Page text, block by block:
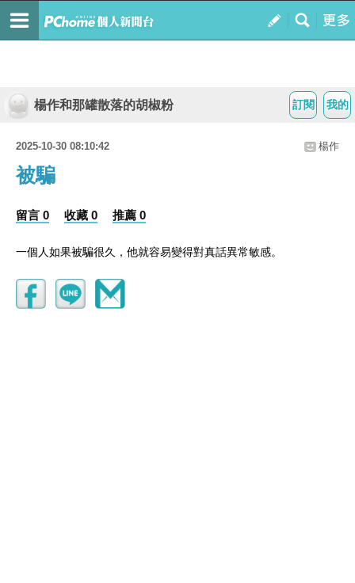
我的
訂閱
楊作和那罐散落的胡椒粉
2025-10-30 08:10:42 楊作
被騙
留言 0 收藏 0 推薦 0
一個人如果被騙很久，他就容易變得對真話異常敏感。